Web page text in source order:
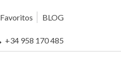
Favoritos BLOG
+34 958 170 485